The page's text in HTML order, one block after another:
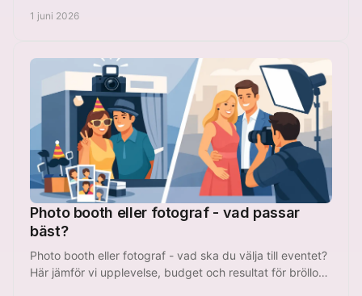
1 juni 2026
Photo booth eller fotograf - vad passar
bäst?
Photo booth eller fotograf - vad ska du välja till eventet?
Här jämför vi upplevelse, budget och resultat för bröllop,